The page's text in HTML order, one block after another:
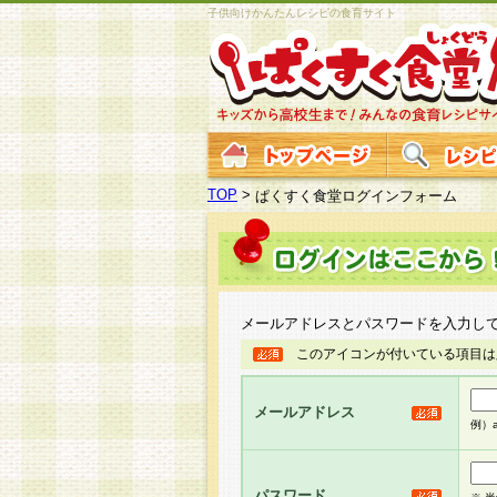
子供向けかんたんレシピの食育サイト
TOP >ぱくすく食堂ログインフォーム
メールアドレスとパスワードを入力し
このアイコンが付いている項目
メールアドレス
例）